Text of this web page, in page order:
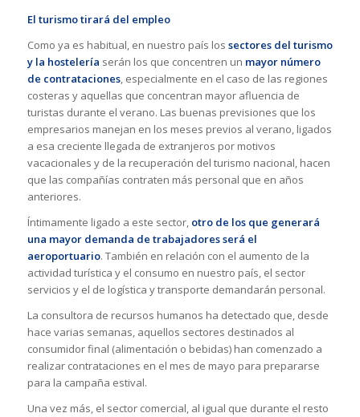
El turismo tirará del empleo
Como ya es habitual, en nuestro país los sectores del turismo
y la hostelería serán los que concentren un mayor número
de contrataciones, especialmente en el caso de las regiones
costeras y aquellas que concentran mayor afluencia de
turistas durante el verano. Las buenas previsiones que los
empresarios manejan en los meses previos al verano, ligados
a esa creciente llegada de extranjeros por motivos
vacacionales y de la recuperación del turismo nacional, hacen
que las compañías contraten más personal que en años
anteriores.
Íntimamente ligado a este sector, otro de los que generará
una mayor demanda de trabajadores será el
aeroportuario. También en relación con el aumento de la
actividad turística y el consumo en nuestro país, el sector
servicios y el de logística y transporte demandarán personal.
La consultora de recursos humanos ha detectado que, desde
hace varias semanas, aquellos sectores destinados al
consumidor final (alimentación o bebidas) han comenzado a
realizar contrataciones en el mes de mayo para prepararse
para la campaña estival.
Una vez más, el sector comercial, al igual que durante el resto